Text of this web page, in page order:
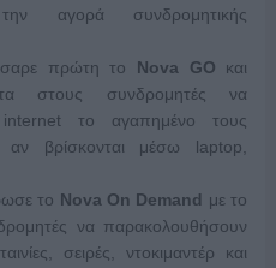
αγορά συνδρομητικής
πρώτη το Nova GO και
στους συνδρομητές να
το αγαπημένο τους
βρίσκονται μέσω laptop,
το Nova On Demand με το
να παρακολουθήσουν
σειρές, ντοκιμαντέρ και